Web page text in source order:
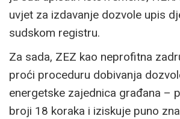
uvjet za izdavanje dozvole upis
sudskom registru.
Za sada, ZEZ kao neprofitna
proći proceduru dobivanja
energetske zajednica građana –
broji 18 koraka i iziskuje puno